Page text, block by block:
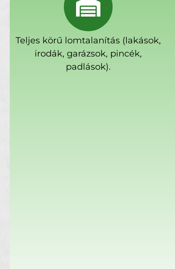
Teljes körű lomtalanítás (lakások,
irodák, garázsok, pincék,
padlások).